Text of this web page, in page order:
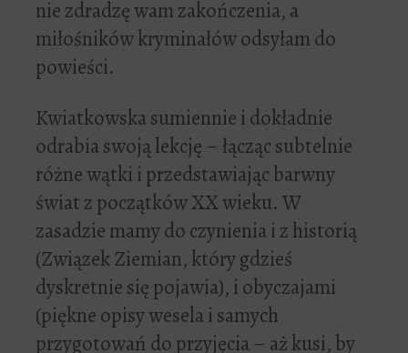
nie zdradzę wam zakończenia, a
miłośników kryminałów odsyłam do
powieści.
Kwiatkowska sumiennie i dokładnie
odrabia swoją lekcję – łącząc subtelnie
różne wątki i przedstawiając barwny
świat z początków XX wieku. W
zasadzie mamy do czynienia i z historią
(Związek Ziemian, który gdzieś
dyskretnie się pojawia), i obyczajami
(piękne opisy wesela i samych
przygotowań do przyjęcia – aż kusi, by